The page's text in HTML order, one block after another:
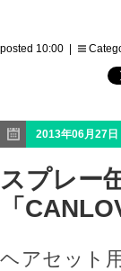
posted 10:00 |
2013年06月27日
スプレー
「
ヘアセット